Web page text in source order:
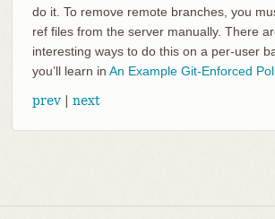
do it. To remove remote branches, you
ref files from the server manually. There
interesting ways to do this on a per-user
you’ll learn in An Example Git-Enforced
prev| next